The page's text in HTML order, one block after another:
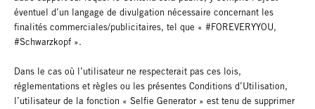
éventuel d’un langage de divulgation nécessaire concernant les
finalités commerciales/publicitaires, tel que « #FOREVERYYOU,
#Schwarzkopf ».
Dans le cas où l’utilisateur ne respecterait pas ces lois,
réglementations et règles ou les présentes Conditions d’Utilisation,
l’utilisateur de la fonction « Selfie Generator » est tenu de supprimer